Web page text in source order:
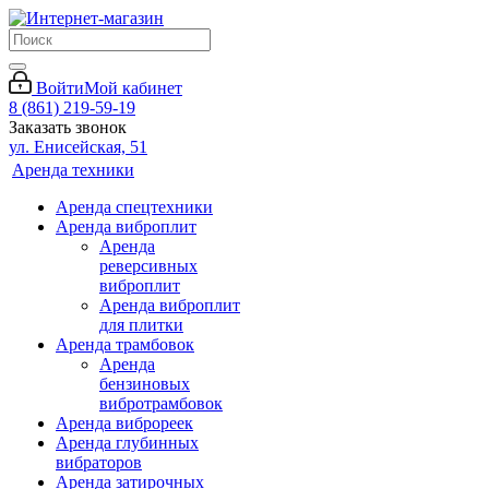
ВойтиМой кабинет
8 (861) 219-59-19
Заказать звонок
ул. Енисейская, 51
Аренда техники
Аренда спецтехники
Аренда виброплит
Аренда
реверсивных
виброплит
Аренда виброплит
для плитки
Аренда трамбовок
Аренда
бензиновых
вибротрамбовок
Аренда виброреек
Аренда глубинных
вибраторов
Аренда затирочных